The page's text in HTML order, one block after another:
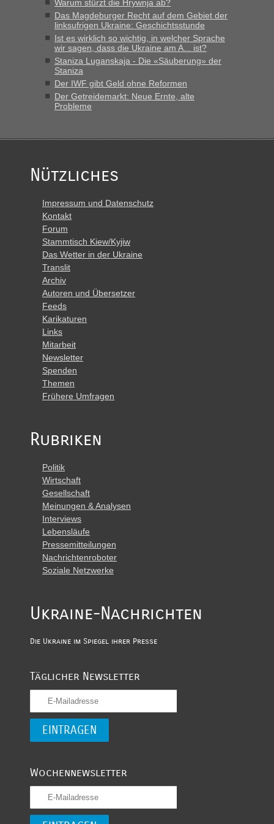
schnellsten?
„Derzeit, ist es überall sehr voll an den Grenzen Ukraine/
Polen. Zb. Krakovets 100 PKW ca. 10 h Wartezeit. Wollen
Montag rüber, versuchen es sehr früh.“
Warum stürzt die Hrywnja ab?
Das Magdeburger Recht auf dem Gebiet der
linksufrigen Ukraine: Geschichtsstunde
Ist es wirklich so wichtig, in welcher Sprache
wir sagen, dass die Ukraine am A... ist?
Staniza Luganskaja - Die «Säuberung» der
Staniza
Der IWF gibt Geld ohne Reformen
Der Getreidemarkt: Neue Ernte, alte
Probleme
Nützliches
Impressum und Datenschutz
Kontakt
Forum
Stammtisch Kiew/Kyjiw
Das Wetter in der Ukraine
Translit
Archiv
Autoren und Übersetzer
Feeds
Karikaturen
Links
Mitarbeit
Newsletter
Spenden
Themen
Frühere Umfragen
Rubriken
Politik
Wirtschaft
Gesellschaft
Meinungen & Analysen
Interviews
Lebensläufe
Pressemitteilungen
Nachrichtenroboter
Soziale Netzwerke
Ukraine-Nachrichten
Die Ukraine im Spiegel ihrer Presse
Täglicher Newsletter
Wochennewsletter